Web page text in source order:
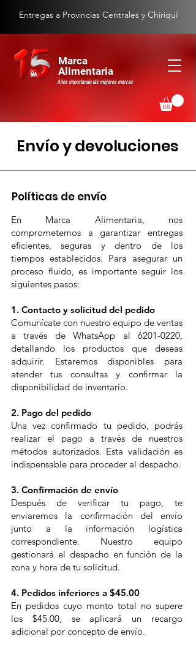
Marca
Alimentaria
Años importando las mejores marcas
Entregas a Provincias Centrales y Chiriquí
Envío y devoluciones
Políticas de envío
En Marca Alimentaria, nos
comprometemos a garantizar entregas
eficientes, seguras y dentro de los
tiempos establecidos. Para asegurar un
proceso fluido, es importante seguir los
siguientes pasos:
1. Contacto y solicitud del pedido
Comunícate con nuestro equipo de ventas
a través de WhatsApp al 6201-0220,
detallando los productos que deseas
adquirir. Estaremos disponibles para
atender tus consultas y confirmar la
disponibilidad de inventario.
2. Pago del pedido
Una vez confirmado tu pedido, podrás
realizar el pago a través de nuestros
métodos autorizados. Esta validación es
indispensable para proceder al despacho.
3. Confirmación de envío
Después de verificar tu pago, te
enviaremos la confirmación del envío
junto a la información logística
correspondiente. Nuestro equipo
gestionará el despacho en función de la
zona y hora de tu solicitud.
4. Pedidos inferiores a $45.00
En pedidos cuyo monto total no supere
los $45.00, se aplicará un recargo
adicional por concepto de envío.